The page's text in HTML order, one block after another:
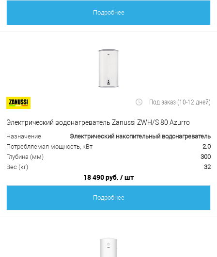
Подробнее
Под заказ (10-12 дней)
Электрический водонагреватель Zanussi ZWH/S 80 Azurro
Назначение
Электрический накопительный водонагреватель
Потребляемая мощность, кВт
2.0
Глубина (мм)
300
Вес (кг)
32
18 490 руб. / шт
Подробнее